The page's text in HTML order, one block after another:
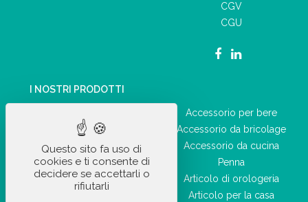
CGV
CGU
I NOSTRI PRODOTTI
Forniture per ufficio
Accessorio quotidiano
Articolo ricreativo
Articolo sportivo
Accessorio per bere
Accessorio da bricolage
Accessorio da cucina
Penna
Articolo di orologeria
Articolo per la casa
Questo sito fa uso di
cookies e ti consente di
decidere se accettarli o
rifiutarli